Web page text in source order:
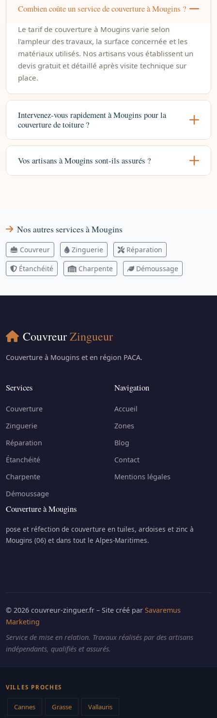
Combien coûte un service de couverture à Mougins ?
Le tarif de couverture à Mougins varie selon
l'ampleur des travaux, la surface concernée et les
matériaux utilisés. Nos artisans vous établissent un
devis gratuit et détaillé après visite technique sur
place.
Intervenez-vous rapidement à Mougins pour la
couverture de toiture ?
Vos artisans à Mougins sont-ils assurés ?
Nos autres services à Mougins
Couvreur Zinguerie Réparation
Étanchéité Charpente Démoussage
CouvreurZingueur
Couverture à Mougins et en région PACA.
Services
Couverture
Zinguerie
Réparation
Étanchéité
Charpente
Démoussage
Navigation
Accueil
Zones
Blog
Contact
Mentions légales
Couverture à Mougins
pose et réfection de couverture en tuiles, ardoises et zinc à
Mougins (06) et dans tout le Alpes-Maritimes.
© 2026 couvreur-zinguer.fr – Site créé par Savaremus
Marketing
Service de mise en relation. Travaux réalisés par des artisans
indépendants, qualifiés et assurés.
VILLES PROCHES
Cannes Grasse Vallauris